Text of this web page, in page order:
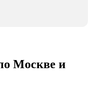
Москве и